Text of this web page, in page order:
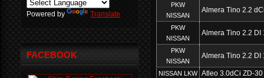
PKW
NISSAN
Almera Tino 2.2
PKW
NISSAN
Almera Tino 2.2 DI
PKW
NISSAN
Almera Tino 2.2 DI
NISSAN LKW Atleo 3.0dCi ZD-30
Powered by Translate
FACEBOOK